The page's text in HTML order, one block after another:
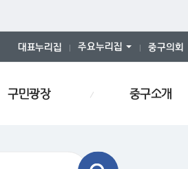
대표누리집 주요누리집 중구의회
구민광장 중구소개